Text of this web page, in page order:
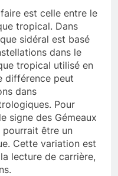
est celle entre le
tropical. Dans
sidéral est basé
dans le
tropical utilisé en
différence peut
dans
Pour
signe des Gémeaux
pourrait être un
Cette variation est
lecture de carrière,